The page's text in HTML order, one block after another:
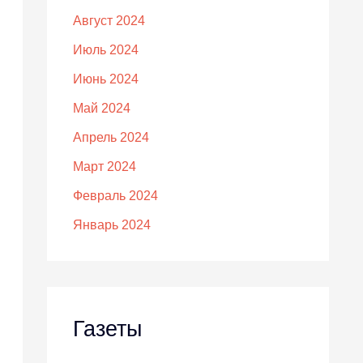
Август 2024
Июль 2024
Июнь 2024
Май 2024
Апрель 2024
Март 2024
Февраль 2024
Январь 2024
Газеты